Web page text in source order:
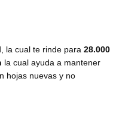
la cual te rinde para 28.000
la cual ayuda a mantener
hojas nuevas y no